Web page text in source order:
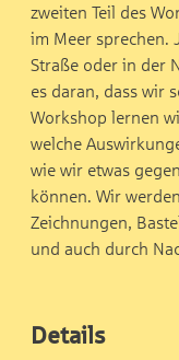
zweiten Teil des
im Meer sprechen.
Straße oder in der
es daran, dass wir
Workshop lernen
welche
wie wir etwas
können. Wir
Zeichnungen,
und auch durch
Details